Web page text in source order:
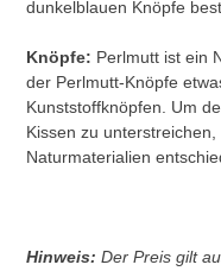
dunkelblauen Knöpfe
Knöpfe: Perlmutt ist ein
der Perlmutt-Knöpfe
Kunststoffknöpfen. Um
Kissen zu
Naturmaterialien
Hinweis: Der Preis gilt